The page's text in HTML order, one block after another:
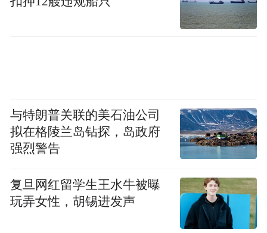
与特朗普关联的美石油公司
拟在格陵兰岛钻探，岛政府
强烈警告
复旦网红留学生王水牛被曝
玩弄女性，胡锡进发声